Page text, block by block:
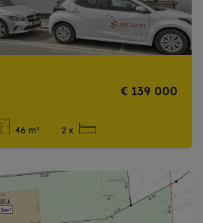
€ 139 000
46 m² 2 x